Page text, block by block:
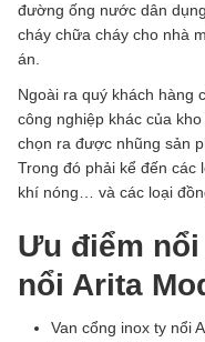
đường ống nước dân
cháy chữa cháy cho nhà
án.
Ngoài ra quý khách hàng
công nghiệp khác của
chọn ra được nhũng sản
Trong đó phải kể đến các
khí nóng… và các loại
Ưu điểm
nổi Arita
Van cổng inox ty nổi